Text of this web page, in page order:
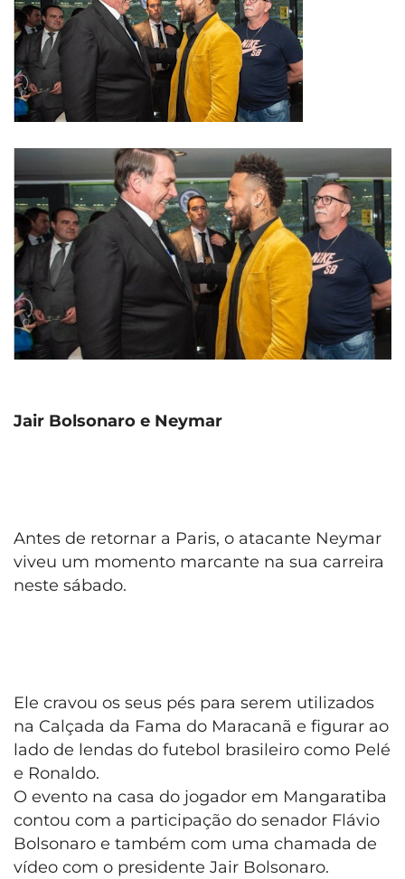
Jair Bolsonaro e Neymar
Antes de retornar a Paris, o atacante Neymar
viveu um momento marcante na sua carreira
neste sábado.
Ele cravou os seus pés para serem utilizados
na Calçada da Fama do Maracanã e figurar ao
lado de lendas do futebol brasileiro como Pelé
e Ronaldo.
O evento na casa do jogador em Mangaratiba
contou com a participação do senador Flávio
Bolsonaro e também com uma chamada de
vídeo com o presidente Jair Bolsonaro.